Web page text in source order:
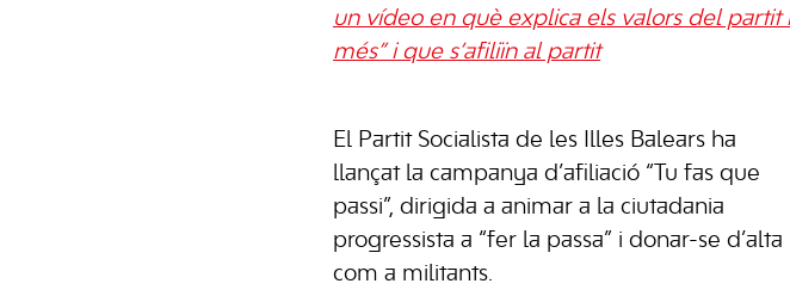
un vídeo en què explica els valors del partit
més” i que s’afiliïn al partit
El Partit Socialista de les Illes Balears ha
llançat la campanya d’afiliació “Tu fas que
passi”, dirigida a animar a la ciutadania
progressista a “fer la passa” i donar-se d’alta
com a militants.